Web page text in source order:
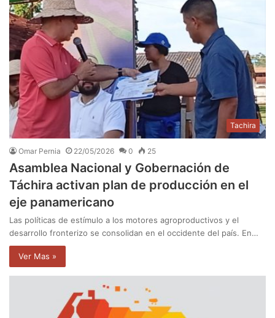
Tachira
Omar Pernia 22/05/2026 0 25
Asamblea Nacional y Gobernación de
Táchira activan plan de producción en el
eje panamericano
Las políticas de estímulo a los motores agroproductivos y el
desarrollo fronterizo se consolidan en el occidente del país. En…
Ver Mas »